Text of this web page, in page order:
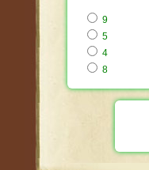
9
5
4
8